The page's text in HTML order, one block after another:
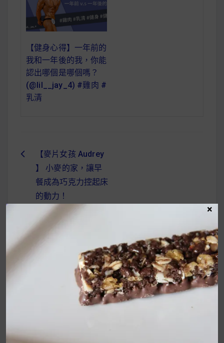
【健身心得】一年前的
我和一年後的我，你能
認出哪個是哪個嗎？
(@lil__jay_4) #雞肉 #
乳清
文
【麥片女孩 Audrey
】 小麥的家，讓早
餐成為巧克力控起床
的動力！
UrMart 為你打造理想生活
搜
×